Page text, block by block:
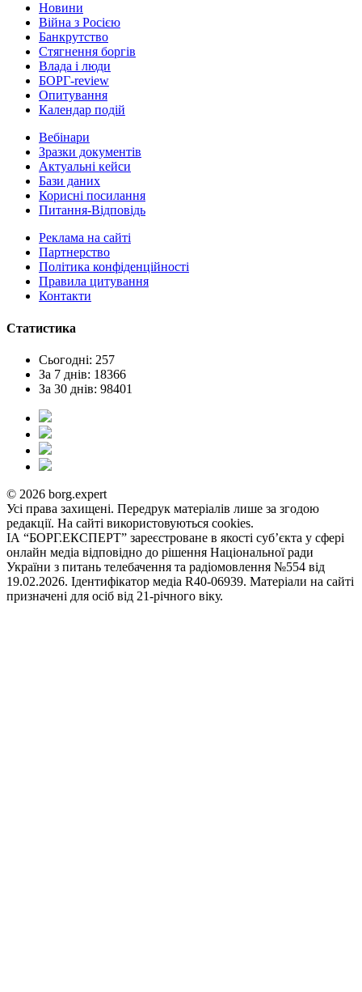
Новини
Війна з Росією
Банкрутство
Стягнення боргiв
Влада i люди
БОРГ-review
Опитування
Календар подій
Вебінари
Зразки документів
Актуальні кейси
Бази даних
Корисні посилання
Питання-Відповідь
Реклама на сайтi
Партнерство
Політика конфіденційності
Правила цитування
Контакти
Статистика
Сьогодні: 257
За 7 днів: 18366
За 30 днів: 98401
© 2026 borg.expert
Усі права захищені. Передрук матеріалів лише за згодою
редакції. На сайті використовуються cookies.
ІА “БОРГ.ЕКСПЕРТ” зареєстроване в якості суб’єкта у сфері
онлайн медіа відповідно до рішення Національної ради
України з питань телебачення та радіомовлення №554 від
19.02.2026. Ідентифікатор медіа R40-06939. Матеріали на сайті
призначені для осіб від 21-річного віку.